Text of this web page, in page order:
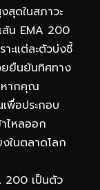
สุดในสภาวะ
ส้น EMA 200
ะแต่ละตัวบ่งชี้
ยยืนยันทิศทาง
หากคุณ
พื่อประกอบ
ไหลออก
งในตลาดโลก
200 เป็นตัว